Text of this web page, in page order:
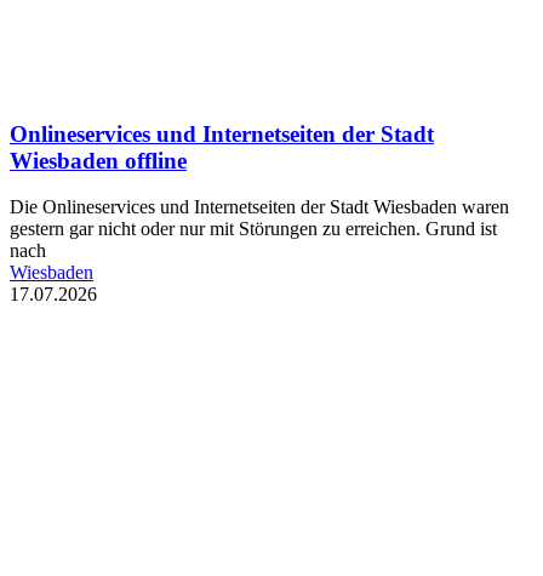
Onlineservices und Internetseiten der Stadt
Wiesbaden offline
Die Onlineservices und Internetseiten der Stadt Wiesbaden waren
gestern gar nicht oder nur mit Störungen zu erreichen. Grund ist
nach
Wiesbaden
17.07.2026